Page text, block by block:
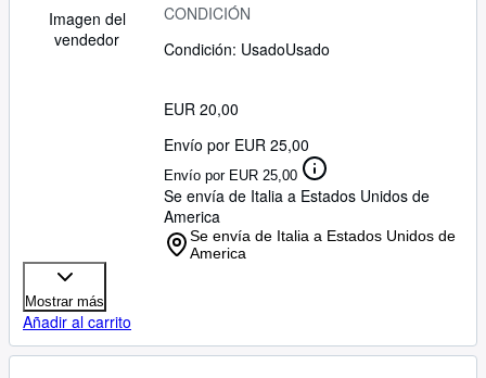
Imagen del
vendedor
CONDICIÓN
Condición: UsadoUsado
EUR 20,00
Envío por EUR 25,00
Envío por EUR 25,00
Se envía de Italia a Estados Unidos de
America
Se envía de Italia a Estados Unidos de
America
Mostrar más
Añadir al carrito